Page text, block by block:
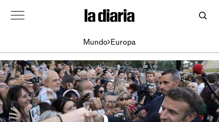
Mundo Europa